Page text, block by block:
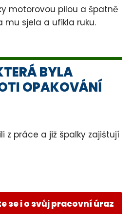
motorovou pilou a špatně
mu sjela a ufikla ruku.
BYLA
OPAKOVÁNÍ
z práce a již špalky zajištují
se i o svůj pracovní úraz